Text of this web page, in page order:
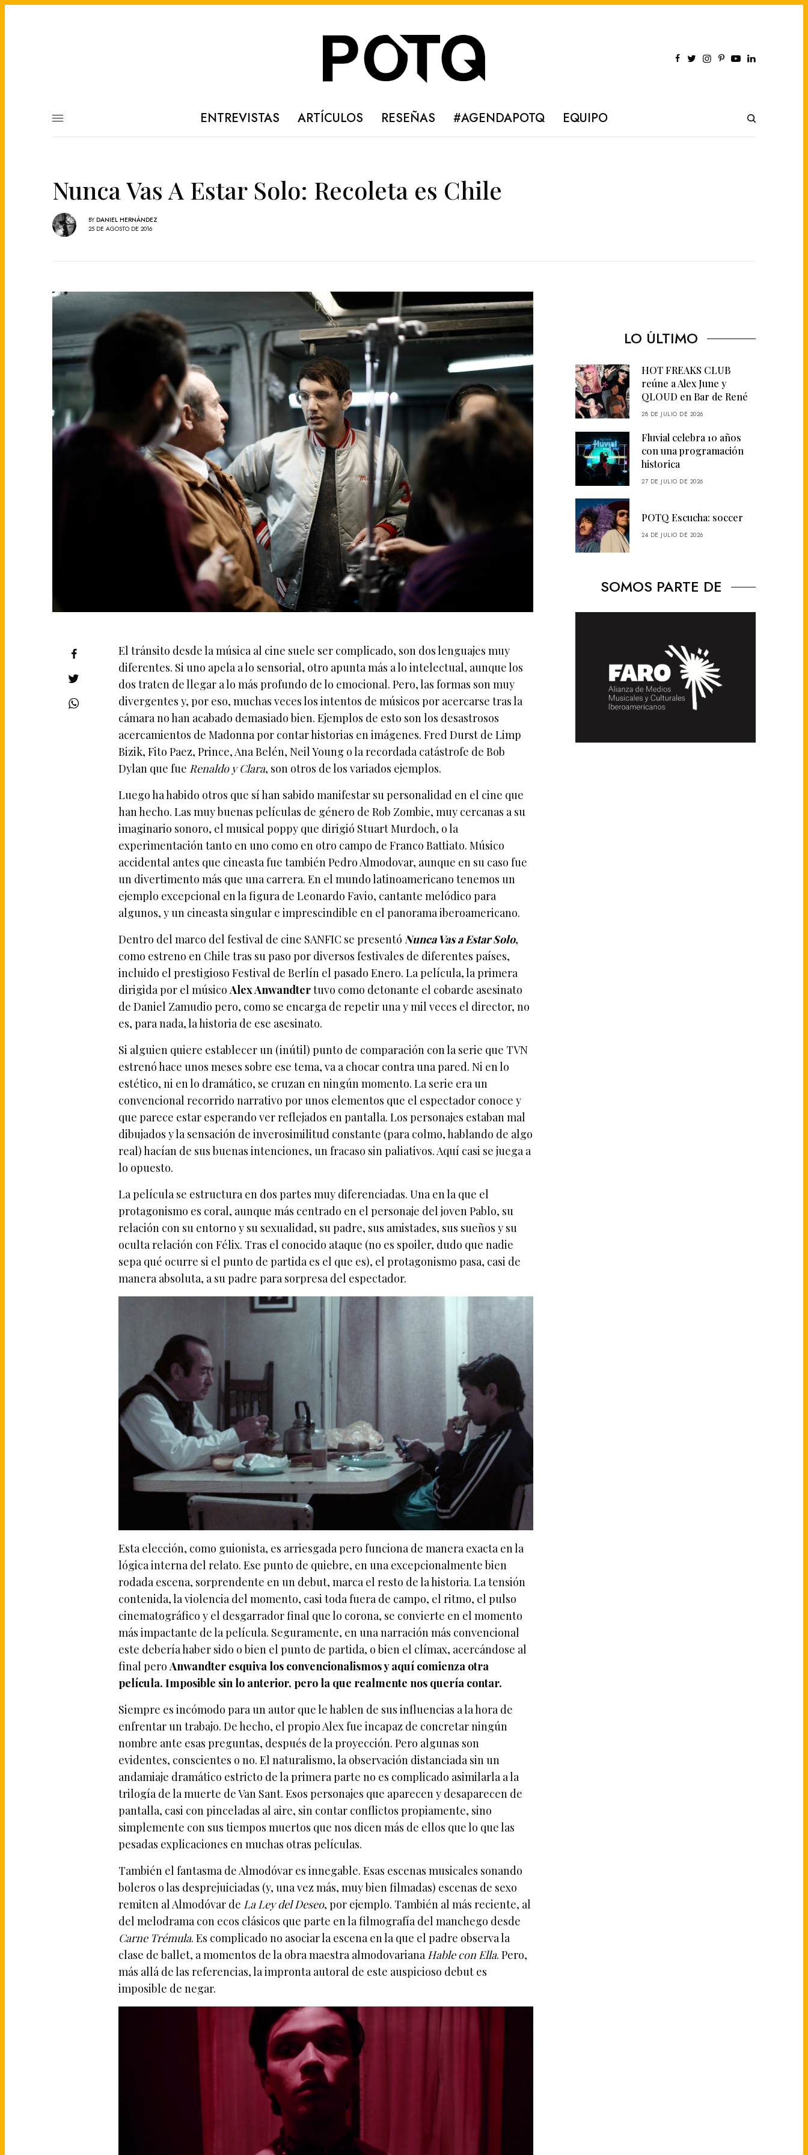
ENTREVISTAS ARTÍCULOS RESEÑAS #AGENDAPOTQ EQUIPO
Nunca Vas A Estar Solo: Recoleta es Chile
BY DANIEL HERNÁNDEZ
25 DE AGOSTO DE 2016
El tránsito desde la música al cine suele ser complicado, son dos lenguajes muy
diferentes. Si uno apela a lo sensorial, otro apunta más a lo intelectual, aunque los
dos traten de llegar a lo más profundo de lo emocional. Pero, las formas son muy
divergentes y, por eso, muchas veces los intentos de músicos por acercarse tras la
cámara no han acabado demasiado bien. Ejemplos de esto son los desastrosos
acercamientos de Madonna por contar historias en imágenes. Fred Durst de Limp
Bizik, Fito Paez, Prince, Ana Belén, Neil Young o la recordada catástrofe de Bob
Dylan que fue Renaldo y Clara, son otros de los variados ejemplos.
Luego ha habido otros que sí han sabido manifestar su personalidad en el cine que
han hecho. Las muy buenas películas de género de Rob Zombie, muy cercanas a su
imaginario sonoro, el musical poppy que dirigió Stuart Murdoch, o la
experimentación tanto en uno como en otro campo de Franco Battiato. Músico
accidental antes que cineasta fue también Pedro Almodovar, aunque en su caso fue
un divertimento más que una carrera. En el mundo latinoamericano tenemos un
ejemplo excepcional en la figura de Leonardo Favio, cantante melódico para
algunos, y un cineasta singular e imprescindible en el panorama iberoamericano.
Dentro del marco del festival de cine SANFIC se presentóNunca Vas a Estar Solo,
como estreno en Chile tras su paso por diversos festivales de diferentes países,
incluido el prestigioso Festival de Berlín el pasado Enero. La película, la primera
dirigida por el músicoAlex Anwandtertuvo como detonante el cobarde asesinato
de Daniel Zamudio pero, como se encarga de repetir una y mil veces el director, no
es, para nada, la historia de ese asesinato.
Si alguien quiere establecer un (inútil) punto de comparación con la serie que TVN
estrenó hace unos meses sobre ese tema, va a chocar contra una pared. Ni en lo
estético, ni en lo dramático, se cruzan en ningún momento. La serie era un
convencional recorrido narrativo por unos elementos que el espectador conoce y
que parece estar esperando ver reflejados en pantalla. Los personajes estaban mal
dibujados y la sensación de inverosimilitud constante (para colmo, hablando de algo
real) hacían de sus buenas intenciones, un fracaso sin paliativos. Aquí casi se juega a
lo opuesto.
La película se estructura en dos partes muy diferenciadas. Una en la que el
protagonismo es coral, aunque más centrado en el personaje del joven Pablo, su
relación con su entorno y su sexualidad, su padre, sus amistades, sus sueños y su
oculta relación con Félix. Tras el conocido ataque (no es spoiler, dudo que nadie
sepa qué ocurre si el punto de partida es el que es), el protagonismo pasa, casi de
manera absoluta, a su padre para sorpresa del espectador.
Esta elección, como guionista, es arriesgada pero funciona de manera exacta en la
lógica interna del relato. Ese punto de quiebre, en una excepcionalmente bien
rodada escena, sorprendente en un debut, marca el resto de la historia. La tensión
contenida, la violencia del momento, casi toda fuera de campo, el ritmo, el pulso
cinematográfico y el desgarrador final que lo corona, se convierte en el momento
más impactante de la película. Seguramente, en una narración más convencional
este debería haber sido o bien el punto de partida, o bien el clímax, acercándose al
final peroAnwandter esquiva los convencionalismos y aquí comienza otra
película. Imposible sin lo anterior, pero la que realmente nos quería contar.
Siempre es incómodo para un autor que le hablen de sus influencias a la hora de
enfrentar un trabajo. De hecho, el propio Alex fue incapaz de concretar ningún
nombre ante esas preguntas, después de la proyección. Pero algunas son
evidentes, conscientes o no. El naturalismo, la observación distanciada sin un
andamiaje dramático estricto de la primera parte no es complicado asimilarla a la
trilogía de la muerte de Van Sant. Esos personajes que aparecen y desaparecen de
pantalla, casi con pinceladas al aire, sin contar conflictos propiamente, sino
simplemente con sus tiempos muertos que nos dicen más de ellos que lo que las
pesadas explicaciones en muchas otras películas.
También el fantasma de Almodóvar es innegable. Esas escenas musicales sonando
boleros o las desprejuiciadas (y, una vez más, muy bien filmadas) escenas de sexo
remiten al Almodóvar de La Ley del Deseo, por ejemplo. También al más reciente, al
del melodrama con ecos clásicos que parte en la filmografía del manchego desde
Carne Trémula. Es complicado no asociar la escena en la que el padre observa la
clase de ballet, a momentos de la obra maestra almodovarianaHable con Ella. Pero,
más allá de las referencias, la impronta autoral de este auspicioso debut es
imposible de negar.
LO ÚLTIMO
HOT FREAKS CLUB
reúne a Alex June y
QLOUD en Bar de René
28 DE JULIO DE 2026
Fluvial celebra 10 años
con una programación
historica
27 DE JULIO DE 2026
POTQ Escucha: soccer
24 DE JULIO DE 2026
SOMOS PARTE DE